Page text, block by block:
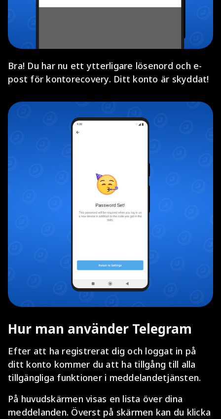
Bra! Du har nu ett ytterligare lösenord och e-
post för kontorecovery. Ditt konto är skyddat!
Hur man använder Telegram
Efter att ha registrerat dig och loggat in på
ditt konto kommer du att ha tillgång till alla
tillgängliga funktioner i meddelandetjänsten.
På huvudskärmen visas en lista över dina
meddelanden. Överst på skärmen kan du klicka